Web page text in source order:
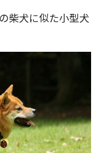
柴犬に似た小型犬